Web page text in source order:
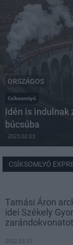
ORSZÁGOS
Csíksomlyó
Idén is indulnak
búcsúba
2023.02.03
CSÍKSOMLYÓ
Tamási Áron
idei Székely
zarándokvonatot
2022.03.31